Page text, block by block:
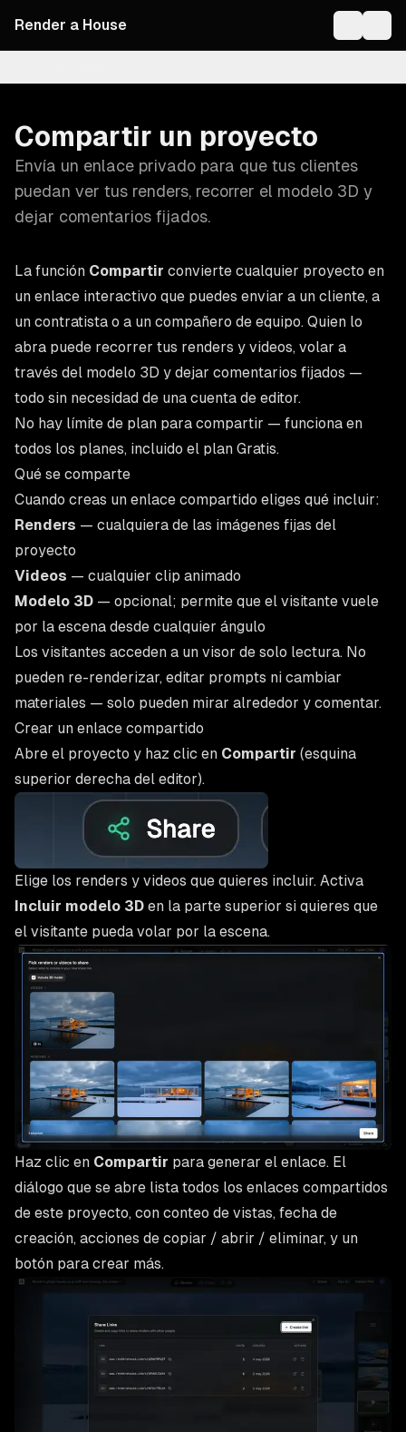
Render a House
Compartir un proyecto
Envía un enlace privado para que tus clientes
puedan ver tus renders, recorrer el modelo 3D y
dejar comentarios fijados.
La función Compartir convierte cualquier proyecto en
un enlace interactivo que puedes enviar a un cliente, a
un contratista o a un compañero de equipo. Quien lo
abra puede recorrer tus renders y videos, volar a
través del modelo 3D y dejar comentarios fijados —
todo sin necesidad de una cuenta de editor.
No hay límite de plan para compartir — funciona en
todos los planes, incluido el plan Gratis.
Qué se comparte
Cuando creas un enlace compartido eliges qué incluir:
Renders — cualquiera de las imágenes fijas del
proyecto
Videos — cualquier clip animado
Modelo 3D — opcional; permite que el visitante vuele
por la escena desde cualquier ángulo
Los visitantes acceden a un visor de solo lectura. No
pueden re-renderizar, editar prompts ni cambiar
materiales — solo pueden mirar alrededor y comentar.
Crear un enlace compartido
Abre el proyecto y haz clic en Compartir (esquina
superior derecha del editor).
Elige los renders y videos que quieres incluir. Activa
Incluir modelo 3D en la parte superior si quieres que
el visitante pueda volar por la escena.
Haz clic en Compartir para generar el enlace. El
diálogo que se abre lista todos los enlaces compartidos
de este proyecto, con conteo de vistas, fecha de
creación, acciones de copiar / abrir / eliminar, y un
botón para crear más.